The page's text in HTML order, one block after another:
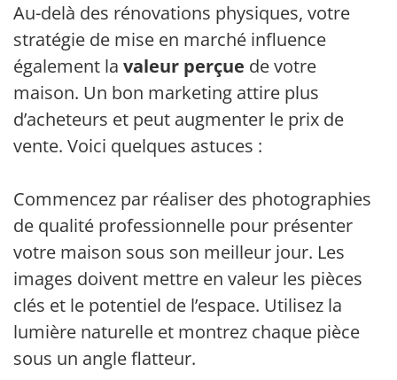
Au-delà des rénovations physiques, votre
stratégie de mise en marché influence
également la valeur perçue de votre
maison. Un bon marketing attire plus
d’acheteurs et peut augmenter le prix de
vente. Voici quelques astuces :
Commencez par réaliser des photographies
de qualité professionnelle pour présenter
votre maison sous son meilleur jour. Les
images doivent mettre en valeur les pièces
clés et le potentiel de l’espace. Utilisez la
lumière naturelle et montrez chaque pièce
sous un angle flatteur.